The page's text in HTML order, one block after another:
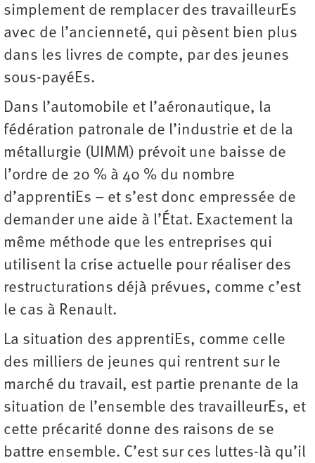
simplement de remplacer des travailleurEs
avec de l’ancienneté, qui pèsent bien plus
dans les livres de compte, par des jeunes
sous-payéEs.
Dans l’automobile et l’aéronautique, la
fédération patronale de l’industrie et de la
métallurgie (UIMM) prévoit une baisse de
l’ordre de 20 % à 40 % du nombre
d’apprentiEs – et s’est donc empressée de
demander une aide à l’État. Exactement la
même méthode que les entreprises qui
utilisent la crise actuelle pour réaliser des
restructurations déjà prévues, comme c’est
le cas à Renault.
La situation des apprentiEs, comme celle
des milliers de jeunes qui rentrent sur le
marché du travail, est partie prenante de la
situation de l’ensemble des travailleurEs, et
cette précarité donne des raisons de se
battre ensemble. C’est sur ces luttes-là qu’il